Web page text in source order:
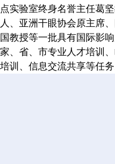
点实验室终身名誉主任葛
人、亚洲干眼协会原主席
国教授等一批具有国际影
家、省、市专业人才培训
培训、信息交流共享等任务